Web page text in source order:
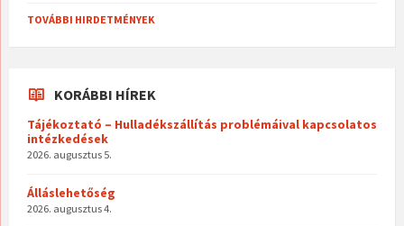
TOVÁBBI HIRDETMÉNYEK
KORÁBBI HÍREK
Tájékoztató – Hulladékszállítás problémáival kapcsolatos
intézkedések
2026. augusztus 5.
Álláslehetőség
2026. augusztus 4.